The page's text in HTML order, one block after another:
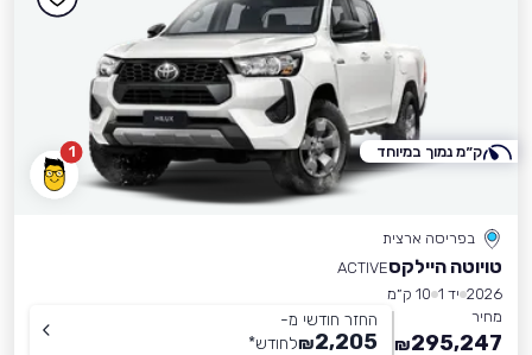
1
בפריסה ארצית
טויוטה היילקסACTIVE
2026 יד 1
10 ק״מ
מחיר
295,247
₪
החזר חודשי מ-
2,205
₪לחודש*
ק״מ נמוך במיוחד